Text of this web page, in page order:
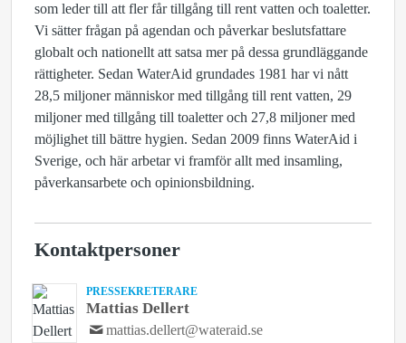
som leder till att fler får tillgång till rent vatten och toaletter.
Vi sätter frågan på agendan och påverkar beslutsfattare
globalt och nationellt att satsa mer på dessa grundläggande
rättigheter. Sedan WaterAid grundades 1981 har vi nått
28,5 miljoner människor med tillgång till rent vatten, 29
miljoner med tillgång till toaletter och 27,8 miljoner med
möjlighet till bättre hygien. Sedan 2009 finns WaterAid i
Sverige, och här arbetar vi framför allt med insamling,
påverkansarbete och opinionsbildning.
Kontaktpersoner
PRESSEKRETERARE
Mattias Dellert
mattias.dellert@wateraid.se